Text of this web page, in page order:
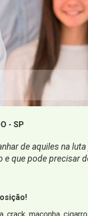
- SP
de aquiles na
que pode precisar